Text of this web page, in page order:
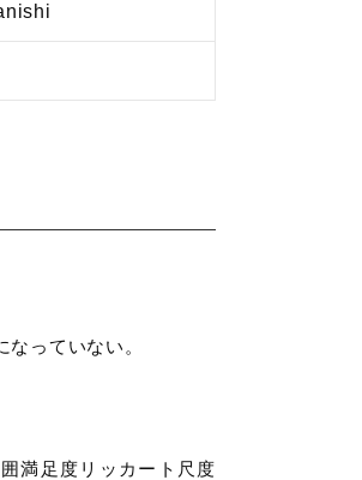
っていない。
満足度リッカート尺度